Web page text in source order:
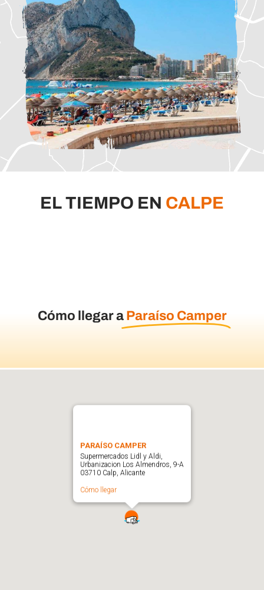
EL TIEMPO EN CALPE
Cómo llegar a Paraíso Camper
PARAÍSO CAMPER
Supermercados Lidl y Aldi,
Urbanizacion Los Almendros, 9-A
03710 Calp, Alicante
Cómo llegar